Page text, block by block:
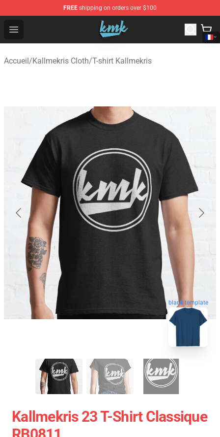
FREE shipping on orders over $100
Open menu
KallMeKris Store - Official KallMeKris Merchandise Shop
Accueil/Kallmekris Cloth/T-shirt Kallmekris
blank template
Kallmekris 23 T-Shirt Classique